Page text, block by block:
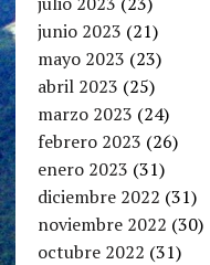
junio 2023 (21)
mayo 2023 (23)
abril 2023 (25)
marzo 2023 (24)
febrero 2023 (26)
enero 2023 (31)
diciembre 2022 (31)
noviembre 2022 (30)
octubre 2022 (31)